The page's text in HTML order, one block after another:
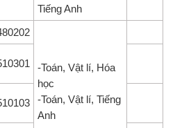
Tiếng Anh
-Toán, Vật lí, Hóa
học
-Toán, Vật lí, Tiếng
Anh